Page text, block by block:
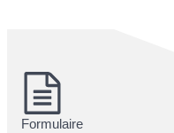
Formulaire